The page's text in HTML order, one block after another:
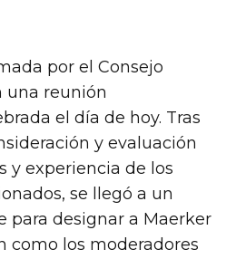
por el Consejo
una reunión
el día de hoy. Tras
y evaluación
y experiencia de los
se llegó a un
para designar a Maerker
como los moderadores